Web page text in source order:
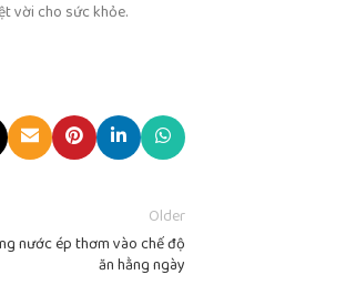
vời cho sức khỏe.
Older
nước ép thơm vào chế độ
ăn hằng ngày